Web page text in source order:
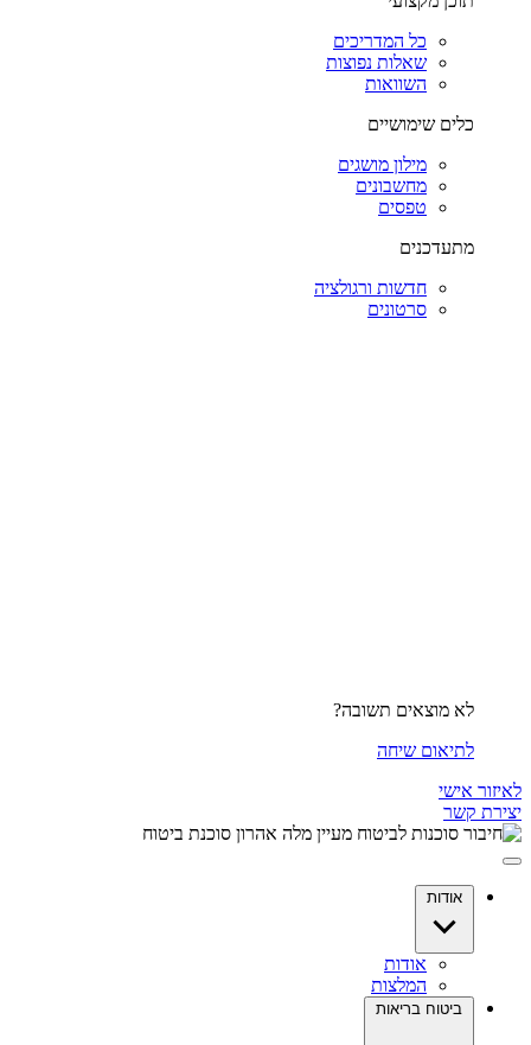
כל המדריכים
שאלות נפוצות
השוואות
כלים שימושיים
מילון מושגים
מחשבונים
טפסים
מתעדכנים
חדשות ורגולציה
סרטונים
לא מוצאים תשובה?
לתיאום שיחה
לאיזור אישי
יצירת קשר
אודות
אודות
המלצות
ביטוח בריאות